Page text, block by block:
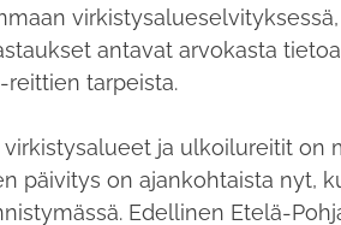
antavat arvokasta
tarpeista.
ja ulkoilureitit on
päivitys on ajankohtaista nyt,
Edellinen Etelä-